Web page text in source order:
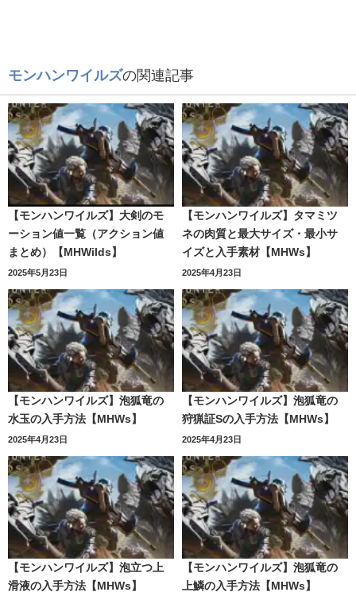
モンハンワイルズの関連記事
【モンハンワイルズ】大剣のモ
ーション値一覧（アクション値
まとめ）【MHWilds】
2025年5月23日
【モンハンワイルズ】タマミツ
ネの肉質と最大サイズ・最小サ
イズと入手素材【MHWs】
2025年4月23日
【モンハンワイルズ】泡狐竜の
水玉の入手方法【MHWs】
2025年4月23日
【モンハンワイルズ】泡狐竜の
狩猟証Sの入手方法【MHWs】
2025年4月23日
【モンハンワイルズ】泡立つ上
滑液の入手方法【MHWs】
【モンハンワイルズ】泡狐竜の
上鱗の入手方法【MHWs】